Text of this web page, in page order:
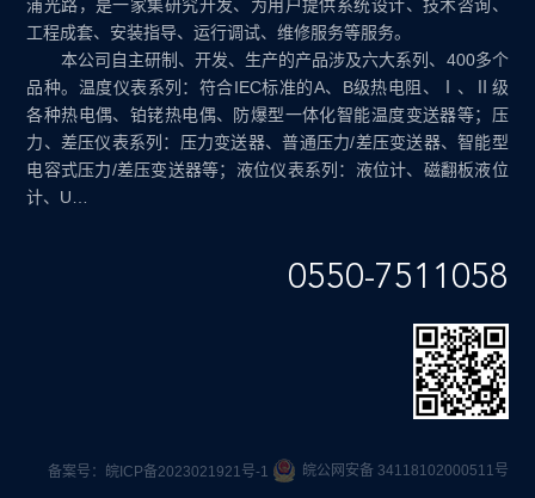
浦光路，是一家集研究开发、为用户提供系统设计、技术咨询、
工程成套、安装指导、运行调试、维修服务等服务。
本公司自主研制、开发、生产的产品涉及六大系列、400多个
品种。温度仪表系列：符合IEC标准的A、B级热电阻、Ⅰ、Ⅱ级
各种热电偶、铂铑热电偶、防爆型一体化智能温度变送器等；压
力、差压仪表系列：压力变送器、普通压力/差压变送器、智能型
电容式压力/差压变送器等；液位仪表系列：液位计、磁翻板液位
计、U…
0550-7511058
备案号： 皖ICP备2023021921号-1 皖公网安备 34118102000511号